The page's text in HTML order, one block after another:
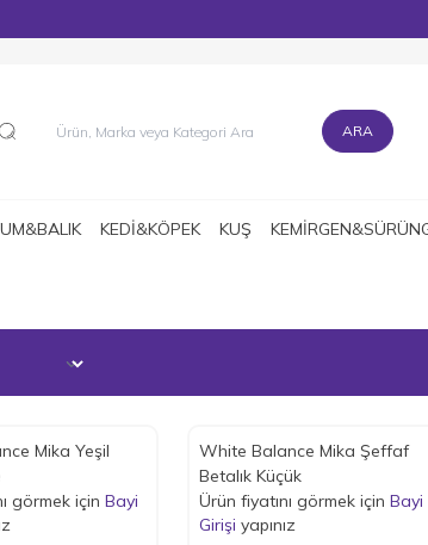
ARA
KEDİ&KÖPEK KUŞ
Mika Yeşil
görmek için Bayi
White Balance Mika Şeffaf
Betalık Küçük
Ürün fiyatını görmek için Bayi
Girişi yapınız